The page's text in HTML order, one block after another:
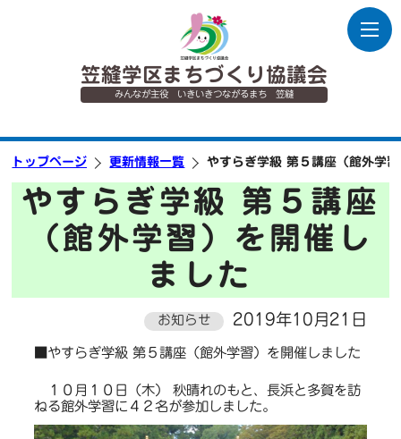
笠縫学区まちづくり協議会
みんなが主役 いきいきつながるまち 笠縫
トップページ 更新情報一覧 やすらぎ学級 第５講座（館外学
やすらぎ学級 第５講座
（館外学習）を開催し
ました
お知らせ 2019年10月21日
■やすらぎ学級 第５講座（館外学習）を開催しました
１０月１０日（木） 秋晴れのもと、長浜と多賀を訪
ねる館外学習に４２名が参加しました。